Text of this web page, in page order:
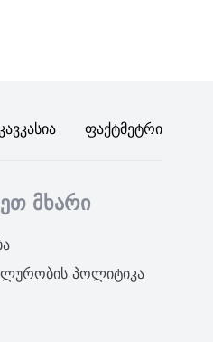
Ფაქტმეტრი
მხარი
პოლიტიკა